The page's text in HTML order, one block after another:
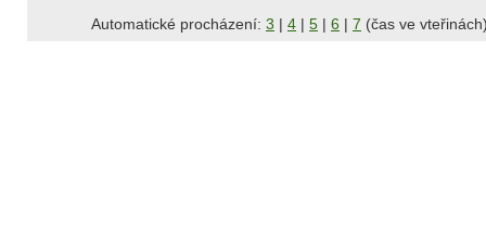
Automatické procházení: 3 | 4 | 5 | 6 | 7 (čas ve